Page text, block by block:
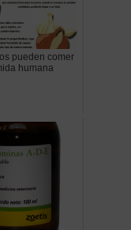
pueden comer
humana